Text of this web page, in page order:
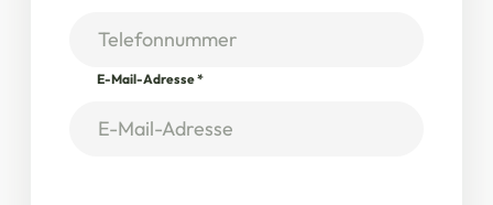
E-Mail-Adresse*